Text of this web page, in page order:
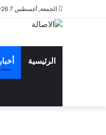
الجمعة, أغسطس 7 2026
الرئيسية أخبار